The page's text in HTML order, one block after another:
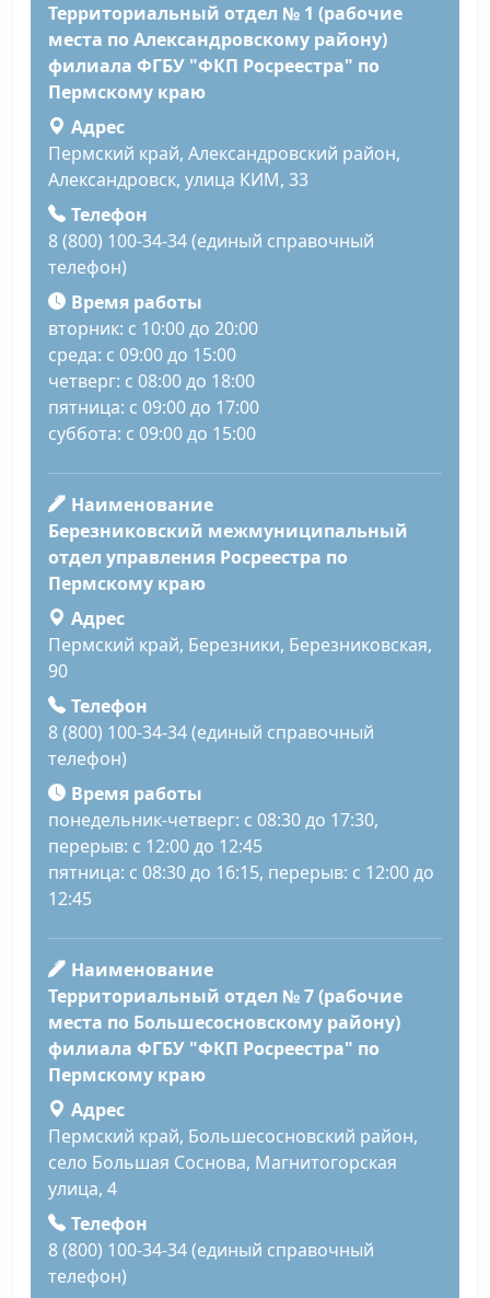
Территориальный отдел № 1 (рабочие
места по Александровскому району)
филиала ФГБУ "ФКП Росреестра" по
Пермскому краю
Адрес
Пермский край, Александровский район,
Александровск, улица КИМ, 33
Телефон
8 (800) 100-34-34 (единый справочный
телефон)
Время работы
вторник: с 10:00 до 20:00
среда: с 09:00 до 15:00
четверг: с 08:00 до 18:00
пятница: с 09:00 до 17:00
суббота: с 09:00 до 15:00
Наименование
Березниковский межмуниципальный
отдел управления Росреестра по
Пермскому краю
Адрес
Пермский край, Березники, Березниковская,
90
Телефон
8 (800) 100-34-34 (единый справочный
телефон)
Время работы
понедельник-четверг: с 08:30 до 17:30,
перерыв: с 12:00 до 12:45
пятница: с 08:30 до 16:15, перерыв: с 12:00 до
12:45
Наименование
Территориальный отдел № 7 (рабочие
места по Большесосновскому району)
филиала ФГБУ "ФКП Росреестра" по
Пермскому краю
Адрес
Пермский край, Большесосновский район,
село Большая Соснова, Магнитогорская
улица, 4
Телефон
8 (800) 100-34-34 (единый справочный
телефон)